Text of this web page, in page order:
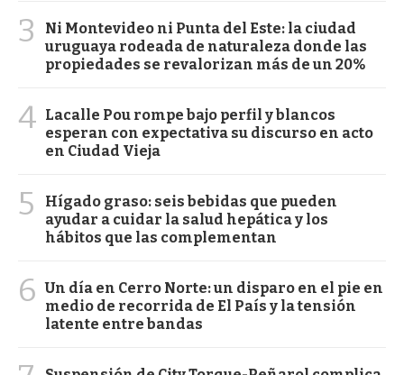
3
Ni Montevideo ni Punta del Este: la ciudad
uruguaya rodeada de naturaleza donde las
propiedades se revalorizan más de un 20%
4 Lacalle Pou rompe bajo perfil y blancos
esperan con expectativa su discurso en acto
en Ciudad Vieja
5
Hígado graso: seis bebidas que pueden
ayudar a cuidar la salud hepática y los
hábitos que las complementan
6 Un día en Cerro Norte: un disparo en el pie en
medio de recorrida de El País y la tensión
latente entre bandas